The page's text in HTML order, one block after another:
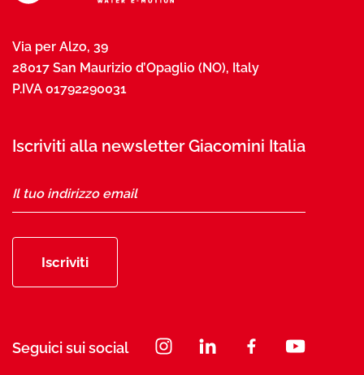
Via per Alzo, 39
28017 San Maurizio d’Opaglio (NO), Italy
P.IVA 01792290031
Iscriviti alla newsletter Giacomini Italia
Iscriviti
Seguici sui social